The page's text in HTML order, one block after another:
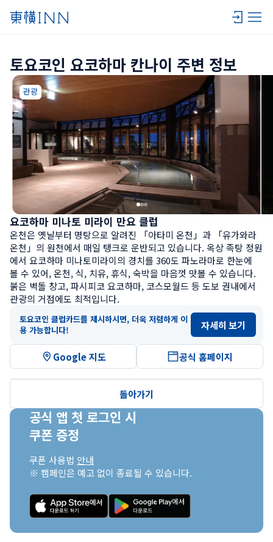
토요코인 요코하마 칸나이 주변 정보
관광
요코하마 미나토 미라이 만요 클럽
온천은 옛날부터 명탕으로 알려진 「아타미 온천」과 「유가와라
온천」의 원천에서 매일 탱크로 운반되고 있습니다. 옥상 족탕 정원
에서 요코하마 미나토미라이의 경치를 360도 파노라마로 한눈에
볼 수 있어, 온천, 식, 치유, 휴식, 숙박을 마음껏 맛볼 수 있습니다.
붉은 벽돌 창고, 파시피코 요코하마, 코스모월드 등 도보 권내에서
관광의 거점에도 최적입니다.
토요코인 클럽카드를 제시하시면, 더욱 저렴하게 이
용 가능합니다!
자세히 보기
Google 지도 공식 홈페이지
돌아가기
공식 앱 첫 로그인 시
쿠폰 증정
쿠폰 사용법 안내
※ 캠페인은 예고 없이 종료될 수 있습니다.